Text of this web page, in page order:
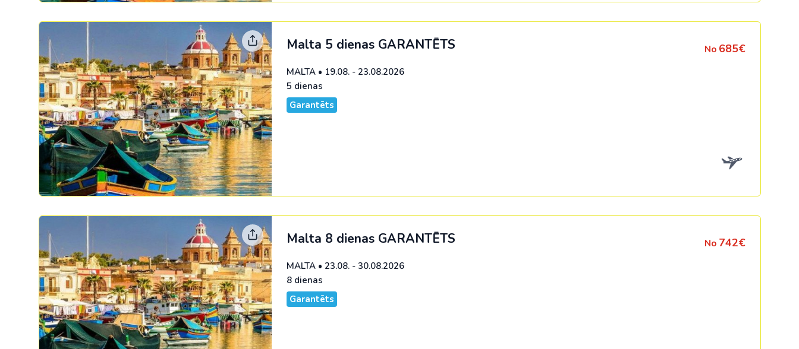
Uzbekistāna
Vjetnama
Malta 5 dienas GARANTĒTS
MALTA• 19.08. - 23.08.2026
5 dienas
Garantēts
No 685€
Malta 8 dienas GARANTĒTS
MALTA• 23.08. - 30.08.2026
8 dienas
Garantēts
No 742€